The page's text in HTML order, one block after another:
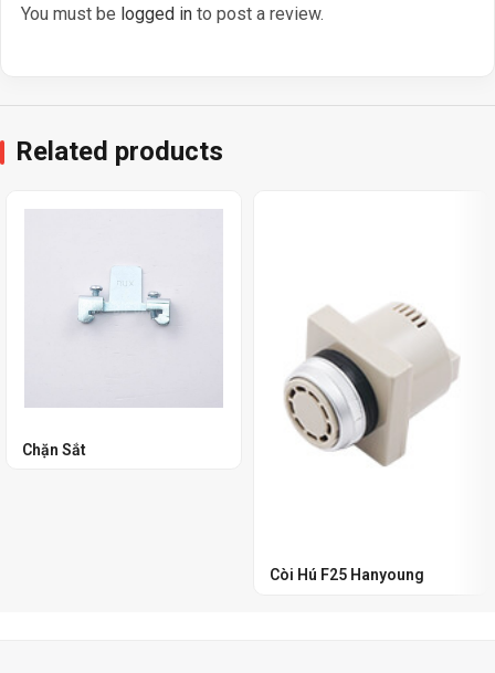
You must be logged in to post a review.
Related products
Chặn Sắt
Còi Hú F25 Hanyoung